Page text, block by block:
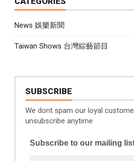
News 娛樂新聞
Taiwan Shows 台灣綜藝節目
SUBSCRIBE
We dont spam our loyal
unsubscribe anytime
Subscribe to our mailing